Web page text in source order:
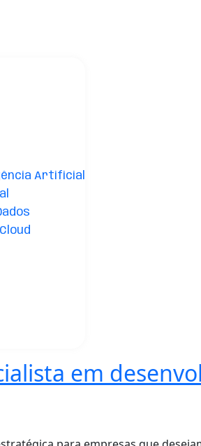
Artificial
em